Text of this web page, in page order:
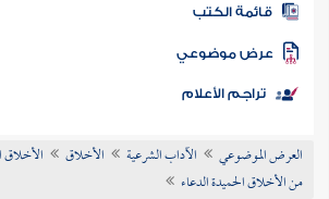
المكتبة
الكتب
موضوعي
تراجم الأعلام
العرض الموضوعي الآداب الشرعية الأخلاق
الأخلاق
من الأخلاق الحميدة الدعاء